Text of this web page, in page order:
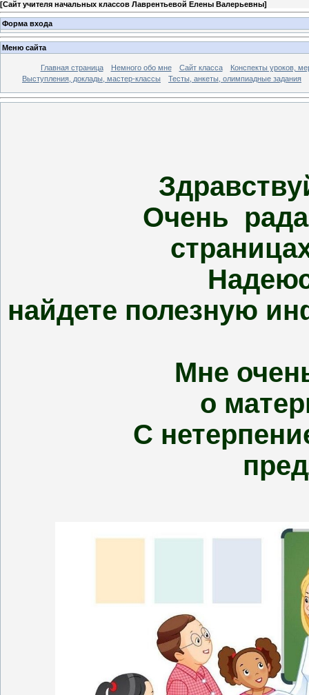
[Сайт учителя начальных классов Лаврентьевой Елены Валерьевны]
Форма входа
Меню сайта
Главная страница Немного обо мне Сайт класса
Конспекты уроков,
Выступления, доклады, мастер-классы
Тесты, анкеты, олимпиадные задания
Очень рада
Надеюсь,
найдете полезную
Мне очень
о
С нетерпением